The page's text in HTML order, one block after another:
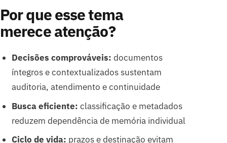
Por que esse tema
merece atenção?
Decisões comprováveis: documentos
íntegros e contextualizados sustentam
auditoria, atendimento e continuidade
Busca eficiente: classificação e metadados
reduzem dependência de memória individual
Ciclo de vida: prazos e destinação evitam